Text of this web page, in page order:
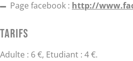
Page facebook : http://
Tarifs
Adulte : 6 €, Etudiant : 4 €.